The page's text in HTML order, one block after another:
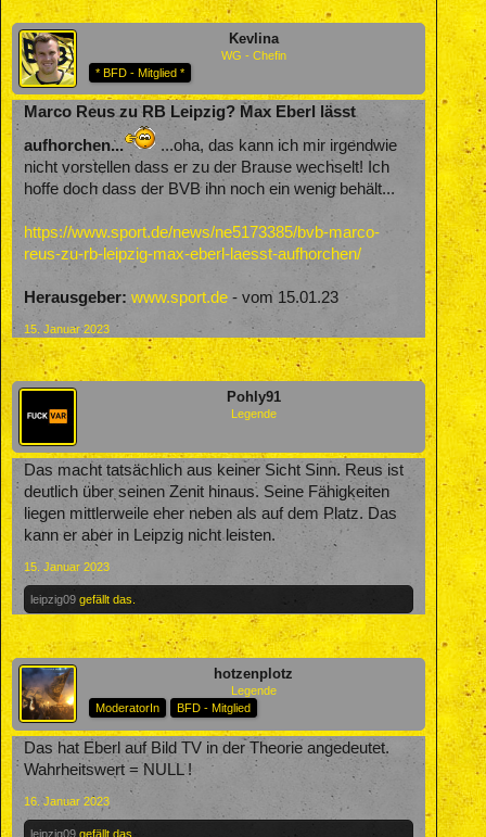
Kevlina
WG - Chefin
* BFD - Mitglied *
Marco Reus zu RB Leipzig? Max Eberl lässt
aufhorchen...
...oha, das kann ich mir irgendwie
nicht vorstellen dass er zu der Brause wechselt! Ich
hoffe doch dass der BVB ihn noch ein wenig behält...
https://www.sport.de/news/ne5173385/bvb-marco-
reus-zu-rb-leipzig-max-eberl-laesst-aufhorchen/
Herausgeber: www.sport.de - vom 15.01.23
15. Januar 2023
Pohly91
Legende
Das macht tatsächlich aus keiner Sicht Sinn. Reus ist
deutlich über seinen Zenit hinaus. Seine Fähigkeiten
liegen mittlerweile eher neben als auf dem Platz. Das
kann er aber in Leipzig nicht leisten.
15. Januar 2023
leipzig09 gefällt das.
hotzenplotz
Legende
ModeratorIn
BFD - Mitglied
Das hat Eberl auf Bild TV in der Theorie angedeutet.
Wahrheitswert = NULL !
16. Januar 2023
leipzig09 gefällt das.